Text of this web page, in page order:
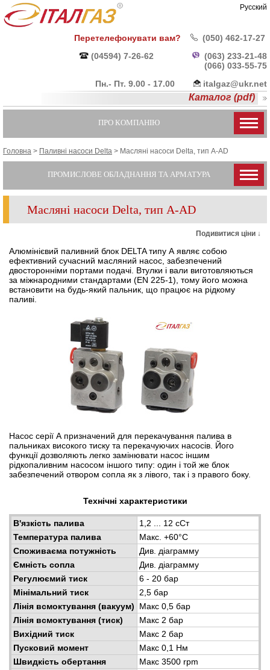
Русский
Перетелефонувати вам?
(050) 462-17-27
(04594) 7-26-62
(063) 233-21-48
(066) 033-55-75
Пн.- Пт. 9.00 - 17.00
italgaz@ukr.net
Каталог (pdf)
ПРО КОМПАНІЮ
Головна > Паливні насоси Delta > Масляні насоси Delta, тип A-AD
ПРОМИСЛОВЕ ОБЛАДНАННЯ ТА АРМАТУРА
Масляні насоси Delta, тип A-AD
Подивитися ціни ↓
Алюмінієвий паливний блок DELTA типу А являє собою
ефективний сучасний масляний насос, забезпечений
двосторонніми портами подачі. Втулки і вали виготовляються
за міжнародними стандартами (EN 225-1), тому його можна
встановити на будь-який пальник, що працює на рідкому
паливі.
Насос серії А призначений для перекачування палива в
пальниках високого тиску та перекачуючих насосів. Його
функції дозволяють легко замінювати насос іншим
рідкопаливним насосом іншого типу: один і той же блок
забезпечений отвором сопла як з лівого, так і з правого боку.
Технічні характеристики
В'язкість палива
1,2 ... 12 сСт
Температура палива
Макс. +60°С
Споживаєма потужність
Див. діаграмму
Ємність сопла
Див. діаграмму
Регулюємий тиск
6 - 20 бар
Мінімальний тиск
2,5 бар
Лінія всмоктування (вакуум)
Макс 0,5 бар
Лінія всмоктування (тиск)
Макс 2 бар
Вихідний тиск
Макс 2 бар
Пусковий момент
Макс 0,1 Нм
Швидкість обертання
Макс 3500 rpm